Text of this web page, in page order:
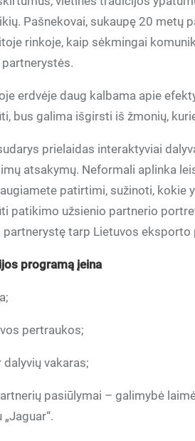
Pašnekovai, sukaupę 20
rinkoje, kaip sėkmingai
erdvėje daug kalbama apie
bus galima išgirsti iš žmonių,
prielaidas interaktyviai
atsakymų. Neformali aplinka
patirtimi, sužinoti, kokie
patikimo užsienio partnerio
partnerystę tarp Lietuvos eksporto
programą įeina
pertraukos;
dalyvių vakaras;
pasiūlymai – galimybė